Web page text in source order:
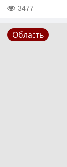
3477
Область